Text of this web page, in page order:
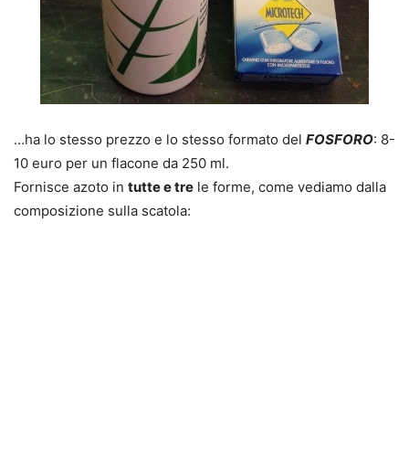
…ha lo stesso prezzo e lo stesso formato del FOSFORO: 8-
10 euro per un flacone da 250 ml.
Fornisce azoto in tutte e tre le forme, come vediamo dalla
composizione sulla scatola: